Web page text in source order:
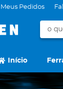
Meus Pedidos
Início